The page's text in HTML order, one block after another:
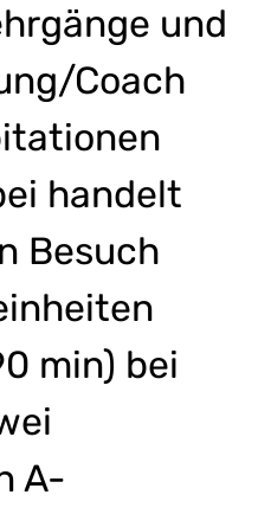
und
Coach
handelt
Besuch
min) bei
A-